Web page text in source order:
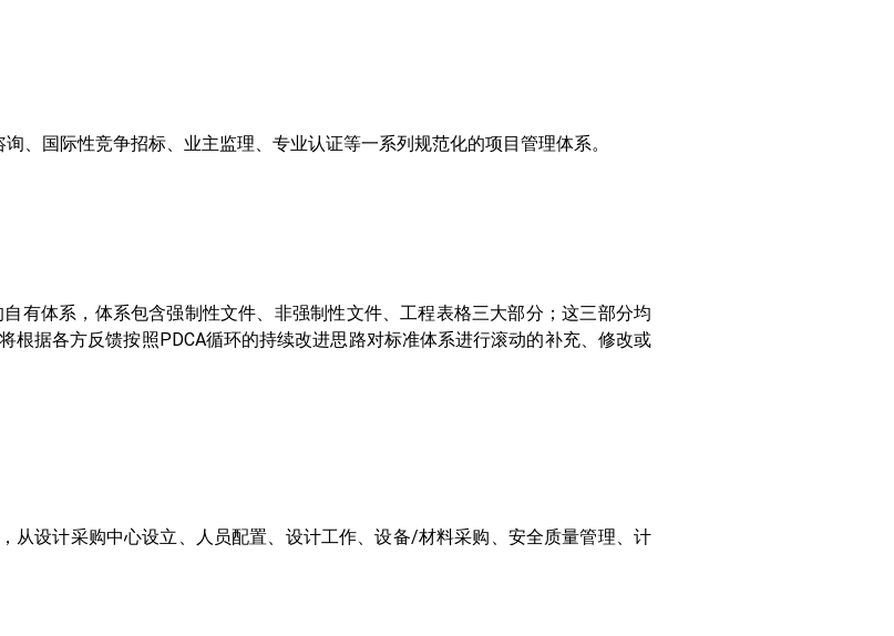
、国际性竞争招标、业主监理、专业认证等一系列规范化的项目管理体系。
有体系，体系包含强制性文件、非强制性文件、工程表格三大部分；这三部分均
据各方反馈按照PDCA循环的持续改进思路对标准体系进行滚动的补充、修改或
从设计采购中心设立、人员配置、设计工作、设备/材料采购、安全质量管理、计